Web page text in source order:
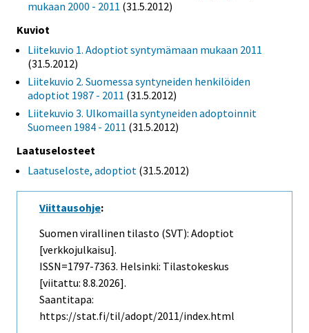
mukaan 2000 - 2011 (31.5.2012)
Kuviot
Liitekuvio 1. Adoptiot syntymämaan mukaan 2011
(31.5.2012)
Liitekuvio 2. Suomessa syntyneiden henkilöiden
adoptiot 1987 - 2011 (31.5.2012)
Liitekuvio 3. Ulkomailla syntyneiden adoptoinnit
Suomeen 1984 - 2011 (31.5.2012)
Laatuselosteet
Laatuseloste, adoptiot (31.5.2012)
Viittausohje:
Suomen virallinen tilasto (SVT): Adoptiot
[verkkojulkaisu].
ISSN=1797-7363. Helsinki: Tilastokeskus
[viitattu: 8.8.2026].
Saantitapa:
https://stat.fi/til/adopt/2011/index.html